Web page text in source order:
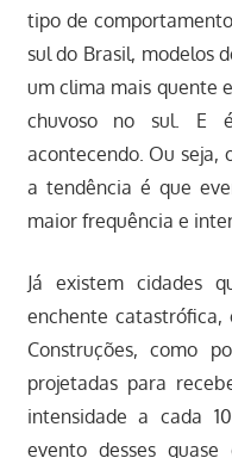
tipo de
sul do Brasil, modelos
um clima mais quente
chuvoso no sul. E
acontecendo. Ou seja,
a tendência é que
maior frequência e
Já existem cidades
enchente catastrófica,
Construções, como
projetadas para
intensidade a cada
evento desses